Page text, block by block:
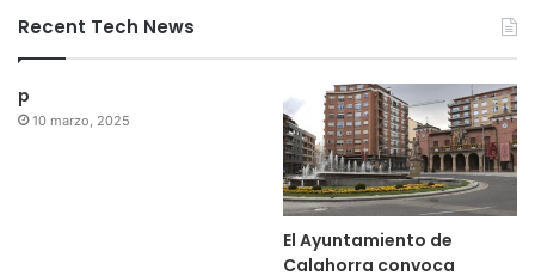
Recent Tech News
p
10 marzo, 2025
El Ayuntamiento de
Calahorra convoca